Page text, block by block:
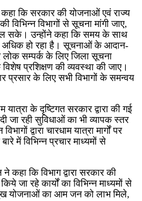
कि सरकार की योजनाओं एवं राज्य
विभिन्न विभागों से सूचना मांगी जाए,
सके। उन्होंने कहा कि समय के साथ
अधिक हो रहा है। सूचनाओं के आदान-
सम्पर्क के लिए जिला सूचना
प्रशिक्षण की व्यवस्था की जाए।
प्रसार के लिए सभी विभागों के समन्वय
के दृष्टिगत सरकार द्वारा की गई
जा रही सुविधाओं का भी व्यापक स्तर
द्वारा चारधाम यात्रा मार्गों पर
में विभिन्न प्रचार माध्यमों से
कहा कि विभाग द्वारा सरकार की
जा रहे कार्यों का विभिन्न माध्यमों से
योजनाओं का आम जन को लाभ मिले,